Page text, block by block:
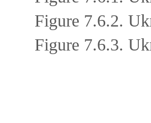
Figure 7.6.2.
Figure 7.6.3.